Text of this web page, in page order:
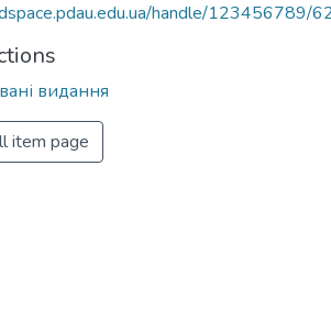
handle/123456789/
видання
item page